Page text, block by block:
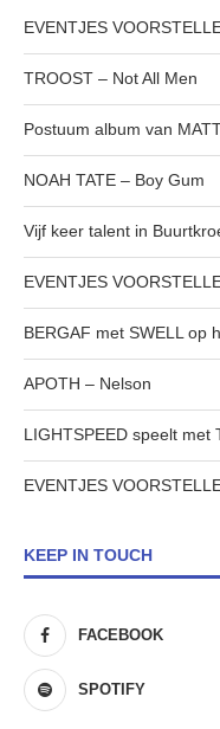
EVENTJES
TROOST – Not All Men
Postuum album van
NOAH TATE – Boy Gum
Vijf keer talent in
EVENTJES
BERGAF met SWELL op
APOTH – Nelson
LIGHTSPEED speelt met
EVENTJES
KEEP IN TOUCH
FACEBOOK
SPOTIFY